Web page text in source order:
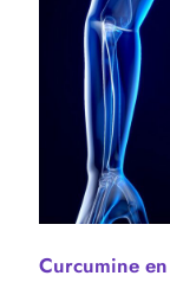
Curcumine